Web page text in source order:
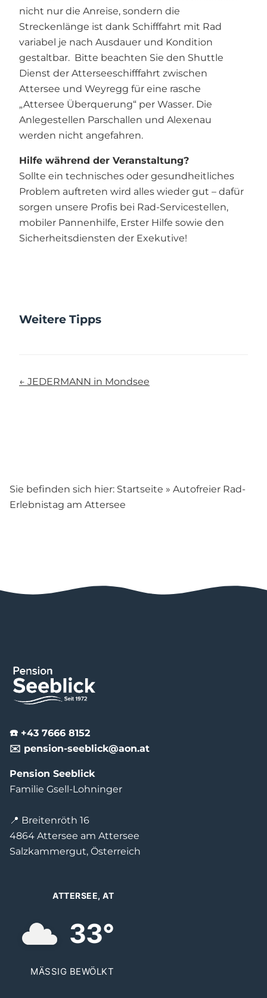
nicht nur die Anreise, sondern die
Streckenlänge ist dank Schifffahrt mit Rad
variabel je nach Ausdauer und Kondition
gestaltbar. Bitte beachten Sie den Shuttle
Dienst der Atterseeschifffahrt zwischen
Attersee und Weyregg für eine rasche
„Attersee Überquerung“ per Wasser. Die
Anlegestellen Parschallen und Alexenau
werden nicht angefahren.
Hilfe während der Veranstaltung?
Sollte ein technisches oder gesundheitliches
Problem auftreten wird alles wieder gut – dafür
sorgen unsere Profis bei Rad-Servicestellen,
mobiler Pannenhilfe, Erster Hilfe sowie den
Sicherheitsdiensten der Exekutive!
Weitere Tipps
← JEDERMANN in Mondsee
Sie befinden sich hier: Startseite » Autofreier Rad-
Erlebnistag am Attersee
☎️ +43 7666 8152
✉️ pension-seeblick@aon.at
Pension Seeblick
Familie Gsell-Lohninger
📍 Breitenröth 16
4864 Attersee am Attersee
Salzkammergut, Österreich
ATTERSEE, AT
33°
MÄSSIG BEWÖLKT